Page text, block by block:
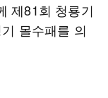
제81회 청룡기
몰수패를 의